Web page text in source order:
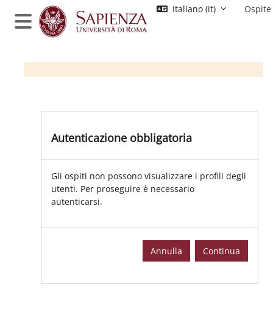
Vai al contenuto principale
Pannello laterale
Italiano ‎(it)‎ Ospite
Autenticazione obbligatoria
Gli ospiti non possono visualizzare i profili degli
utenti. Per proseguire è necessario
autenticarsi.
Annulla Continua